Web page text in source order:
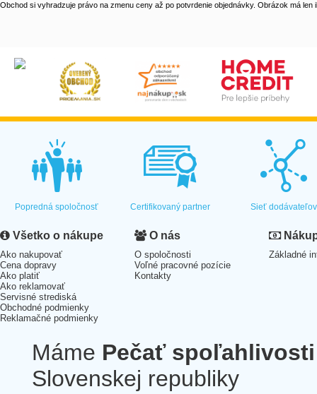
Obchod si vyhradzuje právo na zmenu ceny až po potvrdenie objednávky. Obrázok má len
Popredná spoločnosť Certifikovaný partner Sieť dodávateľov
Všetko o nákupe
Ako nakupovať
Cena dopravy
Ako platiť
Ako reklamovať
Servisné strediská
Obchodné podmienky
Reklamačné podmienky
O nás
O spoločnosti
Voľné pracovné pozície
Kontakty
Základné
Máme Pečať spoľahlivosti
Slovenskej republiky